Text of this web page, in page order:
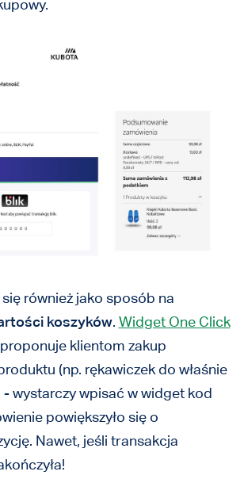
również jako sposób na
koszyków. Widget One Click
klientom zakup
(np. rękawiczek do właśnie
wystarczy wpisać w widget kod
powiększyło się o
Nawet, jeśli transakcja